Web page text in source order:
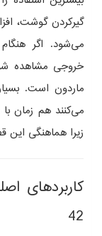
گیرکردن گوشت،
می‌شود. اگر
خروجی مشاهده
ماردون است.
می‌کنند هم‌ زمان
زیرا هماهنگی این
کاربردهای
42